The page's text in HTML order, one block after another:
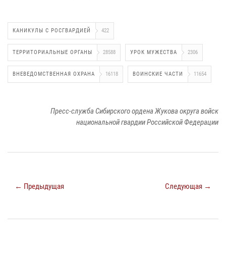
КАНИКУЛЫ С РОСГВАРДИЕЙ 422
ТЕРРИТОРИАЛЬНЫЕ ОРГАНЫ 28588 УРОК МУЖЕСТВА 2306
ВНЕВЕДОМСТВЕННАЯ ОХРАНА 16118 ВОИНСКИЕ ЧАСТИ 11654
Пресс-служба Сибирского ордена Жукова округа войск
национальной гвардии Российской Федерации
← Предыдущая Следующая →